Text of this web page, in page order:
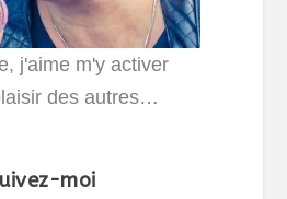
j'aime m'y activer
des autres…
moi